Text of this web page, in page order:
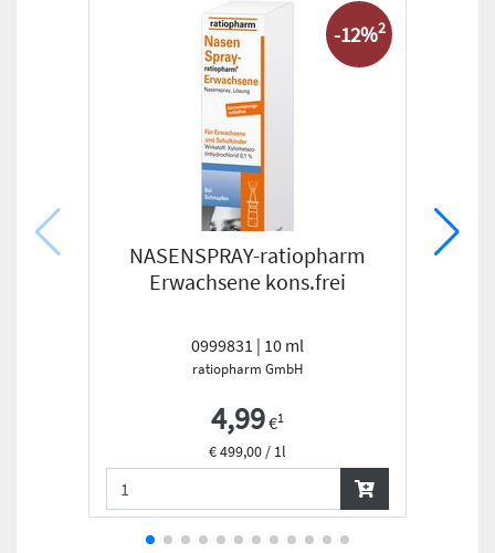
-12%2
NASENSPRAY-ratiopharm
Erwachsene kons.frei
0999831 | 10 ml
ratiopharm GmbH
4,99€1
€ 499,00 / 1l